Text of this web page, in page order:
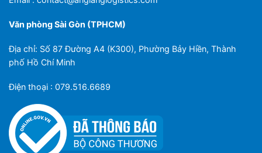
Văn phòng Sài Gòn (TPHCM)
Địa chỉ: Số 87 Đường A4 (K300), Phường Bảy Hiền, Thành
phố Hồ Chí Minh
Điện thoại : 079.516.6689